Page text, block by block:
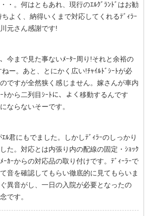
・。何はともあれ、現行のｴﾙｸﾞﾗﾝﾄﾞはお勧
よく、納得いくまで対応してくれるﾃﾞｨﾗｰ
元さん感謝です!
今まで見た事ないﾒｰﾀｰ周り!それと余裕の
ー。あと、とにかく広い!ﾁｬｲﾙﾄﾞｼｰﾄが必
ですが全然狭く感じません。嫁さんが車内
ﾄから二列目ｼｰﾄに、よく移動するんです
ならないそーです。
ｴﾙ君にもでました。しかしﾃﾞｨﾗｰのしっかり
た。対応とは内張り内の配線の固定・ｼｮｯｸ
ｶｰからの対応品の取り付けです。ﾃﾞｨｰﾗｰで
音を確認してもらい徹底的に見てもらいま
異音がし、一日の入院が必要となったの
です。